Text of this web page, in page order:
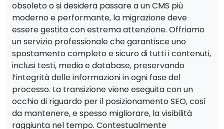
obsoleto o si desidera passare a un CMS più
moderno e performante, la migrazione deve
essere gestita con estrema attenzione. Offriamo
un servizio professionale che garantisce uno
spostamento completo e sicuro di tutti i contenuti,
inclusi testi, media e database, preservando
l’integrità delle informazioni in ogni fase del
processo. La transizione viene eseguita con un
occhio di riguardo per il posizionamento SEO, così
da mantenere, e spesso migliorare, la visibilità
raggiunta nel tempo. Contestualmente